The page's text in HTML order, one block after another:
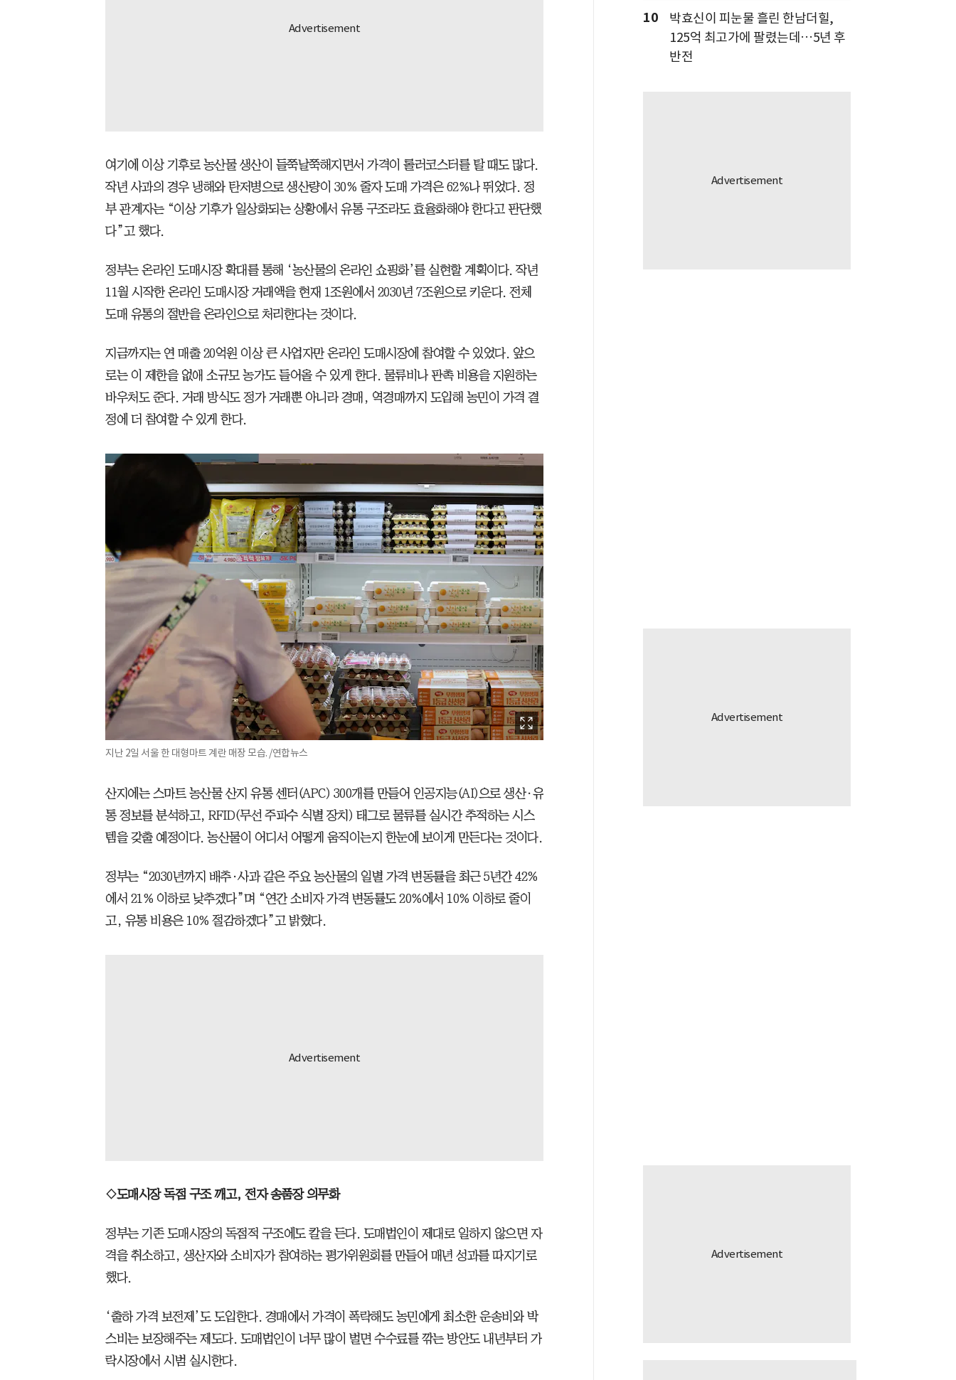
여기에 이상 기후로 농산물 생산이 들쭉날쭉해지면서 가격이 롤러코스터를 탈 때도 많다.
작년 사과의 경우 냉해와 탄저병으로 생산량이 30% 줄자 도매 가격은 62%나 뛰었다. 정
부 관계자는 “이상 기후가 일상화되는 상황에서 유통 구조라도 효율화해야 한다고 판단했
다”고 했다.
정부는 온라인 도매시장 확대를 통해 ‘농산물의 온라인 쇼핑화’를 실현할 계획이다. 작년
11월 시작한 온라인 도매시장 거래액을 현재 1조원에서 2030년 7조원으로 키운다. 전체
도매 유통의 절반을 온라인으로 처리한다는 것이다.
지금까지는 연 매출 20억원 이상 큰 사업자만 온라인 도매시장에 참여할 수 있었다. 앞으
로는 이 제한을 없애 소규모 농가도 들어올 수 있게 한다. 물류비나 판촉 비용을 지원하는
바우처도 준다. 거래 방식도 정가 거래뿐 아니라 경매, 역경매까지 도입해 농민이 가격 결
정에 더 참여할 수 있게 한다.
지난 2일 서울 한 대형마트 계란 매장 모습. /연합뉴스
산지에는 스마트 농산물 산지 유통 센터(APC) 300개를 만들어 인공지능(AI)으로 생산·유
통 정보를 분석하고, RFID(무선 주파수 식별 장치) 태그로 물류를 실시간 추적하는 시스
템을 갖출 예정이다. 농산물이 어디서 어떻게 움직이는지 한눈에 보이게 만든다는 것이다.
정부는 “2030년까지 배추·사과 같은 주요 농산물의 일별 가격 변동률을 최근 5년간 42%
에서 21% 이하로 낮추겠다”며 “연간 소비자 가격 변동률도 20%에서 10% 이하로 줄이
고, 유통 비용은 10% 절감하겠다”고 밝혔다.
◇도매시장 독점 구조 깨고, 전자 송품장 의무화
정부는 기존 도매시장의 독점적 구조에도 칼을 든다. 도매법인이 제대로 일하지 않으면 자
격을 취소하고, 생산자와 소비자가 참여하는 평가위원회를 만들어 매년 성과를 따지기로
했다.
‘출하 가격 보전제’도 도입한다. 경매에서 가격이 폭락해도 농민에게 최소한 운송비와 박
스비는 보장해주는 제도다. 도매법인이 너무 많이 벌면 수수료를 깎는 방안도 내년부터 가
락시장에서 시범 실시한다.
10
박효신이 피눈물 흘린 한남더힐,
125억 최고가에 팔렸는데…5년 후
반전